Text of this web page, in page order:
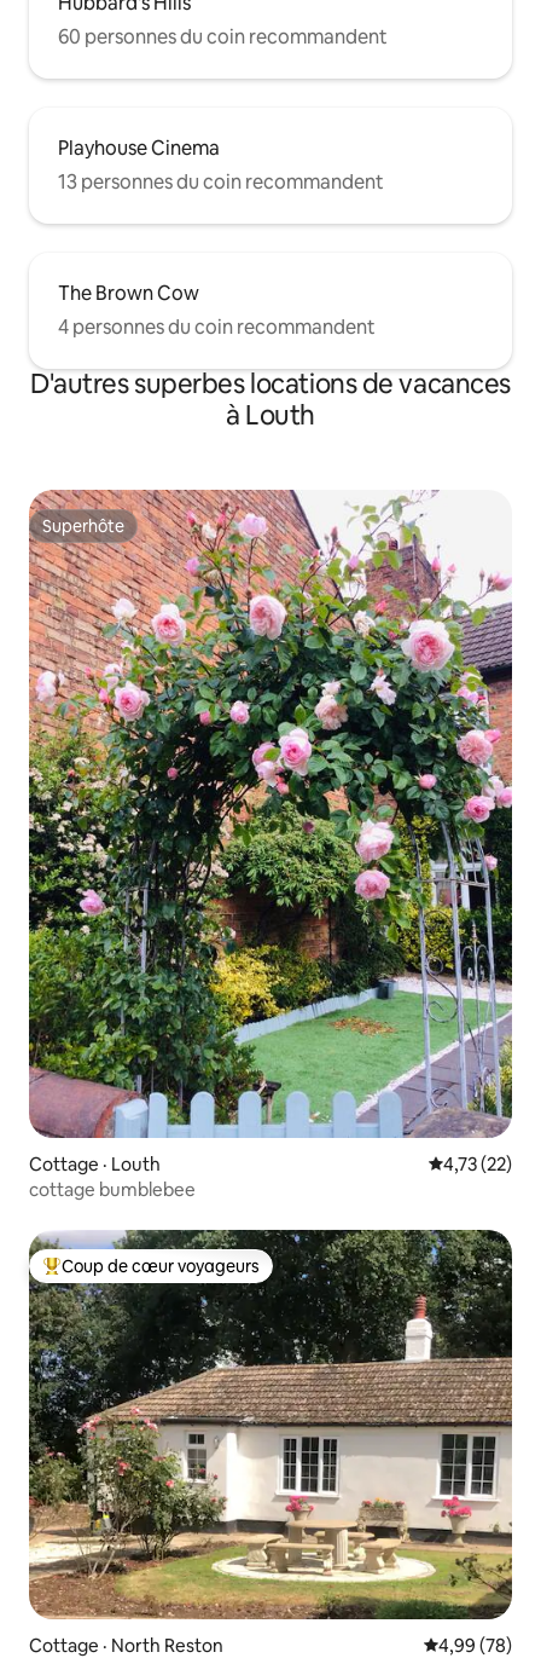
60 personnes du coin recommandent
Playhouse Cinema
13 personnes du coin recommandent
The Brown Cow
4 personnes du coin recommandent
D'autres superbes locations de vacances
à Louth
Superhôte
Superhôte
Cottage · Louth Note
4,73 (22)
cottage bumblebee
Coup de cœur voyageurs parmi les plus aimés
Coup de cœur voyageurs
Cottage · North Reston Note
4,99 (78)